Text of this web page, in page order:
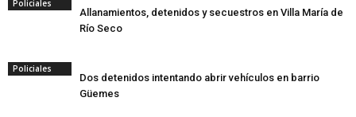
Policiales
Allanamientos, detenidos y secuestros en Villa María de
Río Seco
Policiales
Dos detenidos intentando abrir vehículos en barrio
Güemes